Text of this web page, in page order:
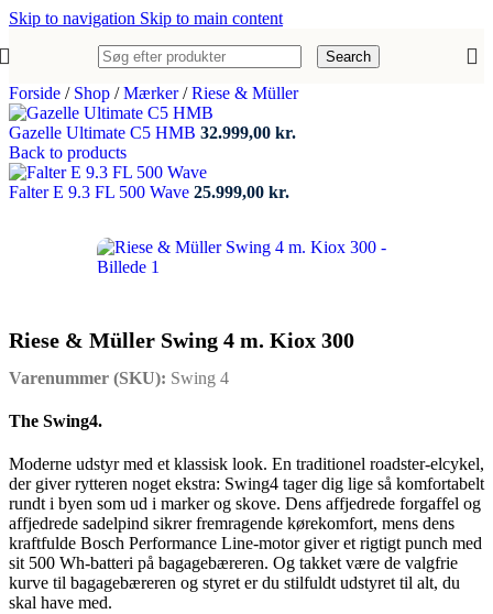
Skip to navigation Skip to main content
Search
Forside / Shop / Mærker/ Riese & Müller
Gazelle Ultimate C5 HMB 32.999,00 kr.
Back to products
Falter E 9.3 FL 500 Wave 25.999,00 kr.
Riese & Müller Swing 4 m. Kiox 300
Varenummer (SKU): Swing 4
The Swing4.
Moderne udstyr med et klassisk look. En traditionel roadster-elcykel,
der giver rytteren noget ekstra: Swing4 tager dig lige så komfortabelt
rundt i byen som ud i marker og skove. Dens affjedrede forgaffel og
affjedrede sadelpind sikrer fremragende kørekomfort, mens dens
kraftfulde Bosch Performance Line-motor giver et rigtigt punch med
sit 500 Wh-batteri på bagagebæreren. Og takket være de valgfrie
kurve til bagagebæreren og styret er du stilfuldt udstyret til alt, du
skal have med.